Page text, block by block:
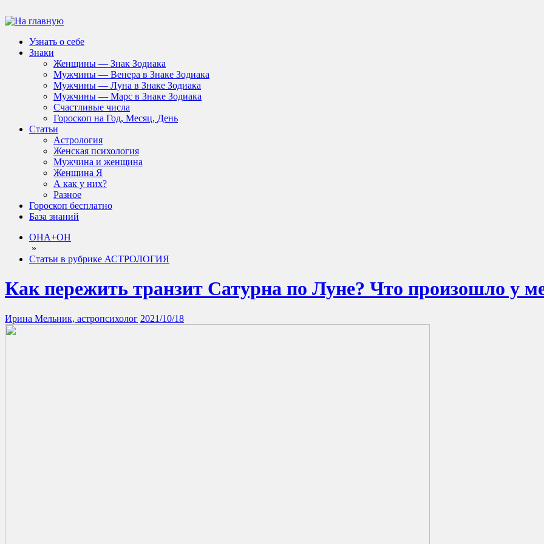
Узнать о себе
Знаки
Женщины — Знак Зодиака
Мужчины — Венера в Знаке Зодиака
Мужчины — Луна в Знаке Зодиака
Мужчины — Марс в Знаке Зодиака
Счастливые числа
Гороскоп на Год, Месяц, День
Статьи
Астрология
Женская психология
Мужчина и женщина
Женщина Я
А как у них?
Разное
Гороскоп бесплатно
База знаний
ОНА+ОН
»
Статьи в рубрике АСТРОЛОГИЯ
Как пережить транзит Сатурна по Луне? Что произошло у
Ирина Мельник, астропсихолог 2021/10/18